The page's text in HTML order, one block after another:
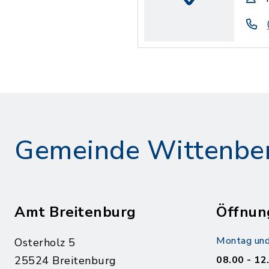
Gemeinde
Amt Breitenburg
Osterholz 5
25524 Breitenburg
Montag
08.00 -